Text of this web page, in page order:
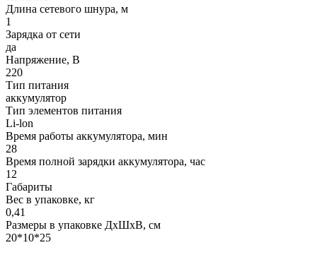
Длина сетевого шнура, м
1
Зарядка от сети
да
Напряжение, В
220
Тип питания
аккумулятор
Тип элементов питания
Li-lon
Время работы аккумулятора, мин
28
Время полной зарядки аккумулятора, час
12
Габариты
Вес в упаковке, кг
0,41
Размеры в упаковке ДxШxВ, см
20*10*25